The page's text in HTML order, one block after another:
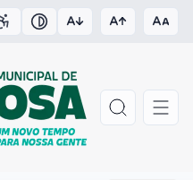
Acessibilidade
Contraste